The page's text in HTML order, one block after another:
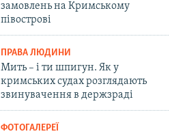
замовлень на Кримському
півострові
ПРАВА ЛЮДИНИ
Мить – і ти шпигун. Як у
кримських судах розглядають
звинувачення в держзраді
ФОТОГАЛЕРЕЇ